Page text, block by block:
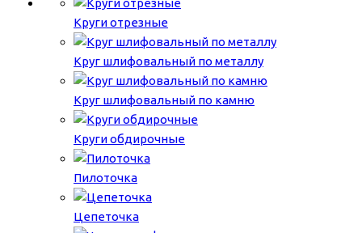
Круги отрезные
Круг шлифовальный по металлу
Круг шлифовальный по камню
Круги обдирочные
Пилоточка
Цепеточка